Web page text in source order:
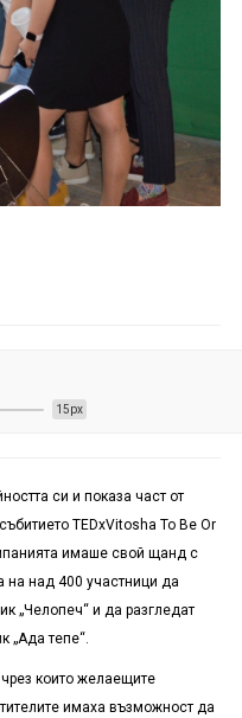
15px
си и показа част от
TEDxVitosha To Be Or
имаше свой щанд с
на над 400 участници да
„Челопеч“ и да разгледат
„Ада тепе“.
които желаещите
имаха възможност да